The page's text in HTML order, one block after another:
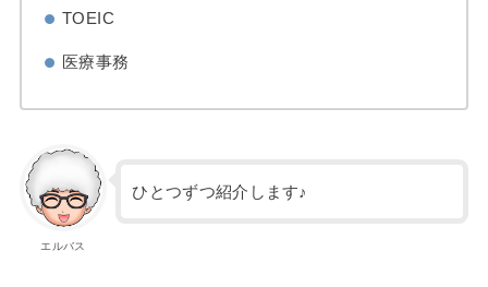
TOEIC
医療事務
エルバス
ひとつずつ紹介します♪